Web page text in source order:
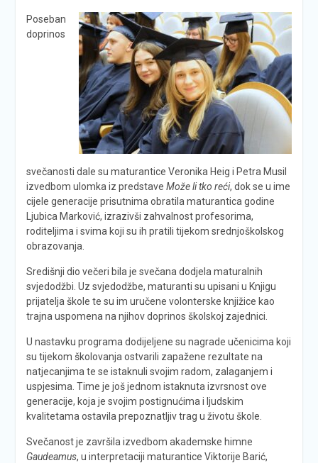
Poseban
doprinos
svečanosti dale su maturantice Veronika Heig i Petra Musil
izvedbom ulomka iz predstave Može li tko reći, dok se u ime
cijele generacije prisutnima obratila maturantica godine
Ljubica Marković, izrazivši zahvalnost profesorima,
roditeljima i svima koji su ih pratili tijekom srednjoškolskog
obrazovanja.
Središnji dio večeri bila je svečana dodjela maturalnih
svjedodžbi. Uz svjedodžbe, maturanti su upisani u Knjigu
prijatelja škole te su im uručene volonterske knjižice kao
trajna uspomena na njihov doprinos školskoj zajednici.
U nastavku programa dodijeljene su nagrade učenicima koji
su tijekom školovanja ostvarili zapažene rezultate na
natjecanjima te se istaknuli svojim radom, zalaganjem i
uspjesima. Time je još jednom istaknuta izvrsnost ove
generacije, koja je svojim postignućima i ljudskim
kvalitetama ostavila prepoznatljiv trag u životu škole.
Svečanost je završila izvedbom akademske himne
Gaudeamus, u interpretaciji maturantice Viktorije Barić,